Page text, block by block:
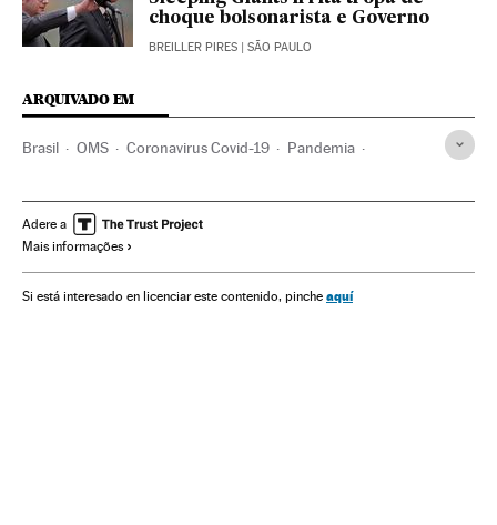
choque bolsonarista e Governo
BREILLER PIRES | SÃO PAULO
ARQUIVADO EM
Brasil OMS Coronavirus Covid-19 Pandemia
Ministério Saúde Jair Bolsonaro
Ultradireita Armas de fogo
Hugo Chávez Milícias Milícias Rio de Janeiro
Adere a
Mais informações
Si está interesado en licenciar este contenido, pinche aquí